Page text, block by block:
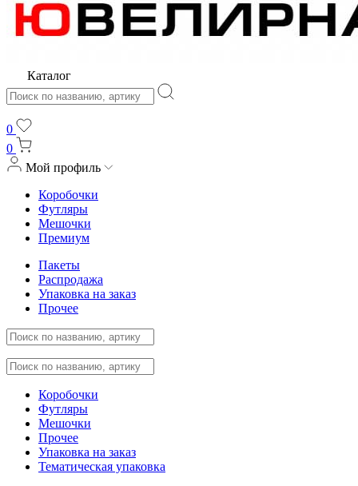
Каталог
0
0
Мой профиль
Коробочки
Футляры
Мешочки
Премиум
Пакеты
Распродажа
Упаковка на заказ
Прочее
Коробочки
Футляры
Мешочки
Прочее
Упаковка на заказ
Тематическая упаковка